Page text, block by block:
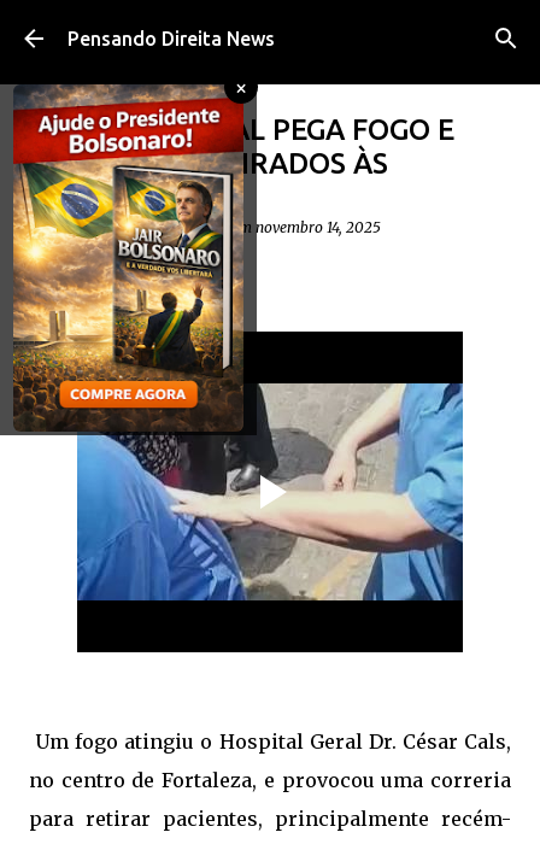
Pular para o conteúdo principal
Pensando Direita News
×
VÍDEO: HOSPITAL PEGA FOGO E
BEBÊS SÃO RETIRADOS ÀS
PRESSAS
postado porDiego Cavalheiro em novembro 14, 2025
Um fogo atingiu o Hospital Geral Dr. César Cals,
no centro de Fortaleza, e provocou uma correria
para retirar pacientes, principalmente recém-